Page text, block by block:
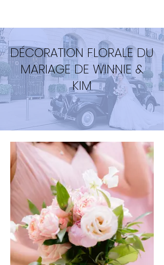
DÉCORATION FLORALE DU
MARIAGE DE WINNIE &
KIM